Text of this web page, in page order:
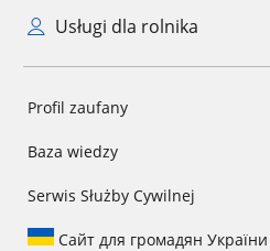
Usługi dla rolnika
Profil zaufany
Baza wiedzy
Serwis Służby Cywilnej
Сайт для громадян України